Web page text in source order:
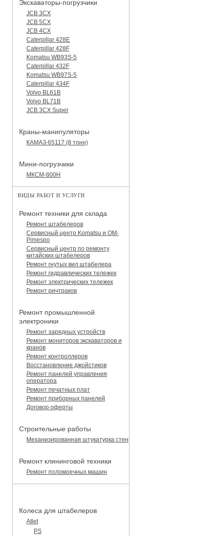
Экскаваторы-погрузчики
JCB 3CX
JCB 5CX
JCB 4CX
Caterpillar 428E
Caterpillar 428F
Komatsu WB93S-5
Caterpillar 432F
Komatsu WB97S-5
Caterpillar 434F
Volvo BL61B
Volvo BL71B
JCB 3CX Super
Краны-манипуляторы
КАМАЗ-65117 (8 тонн)
Мини-погрузчики
МКСМ-800H
ВИДЫ РАБОТ И УСЛУГИ
Ремонт техники для склада
Ремонт штабелеров
Сервисный центр Komatsu и OM-
Pimespo
Сервисный центр по ремонту
китайских штабелеров
Ремонт гнутых вил штабелера
Ремонт гидравлических тележек
Ремонт электрических тележек
Ремонт ричтраков
Ремонт промышленной
электроники
Ремонт зарядных устройств
Ремонт мониторов экскаваторов и
кранов
Ремонт контроллеров
Восстановление джойстиков
Ремонт панелей управления
оператора
Ремонт печатных плат
Ремонт приборных панелей
Договор оферты
Строительные работы
Механизированная штукатурка стен
Ремонт клининговой техники
Ремонт поломоечных машин
Колеса для штабелеров
Atlet
PS